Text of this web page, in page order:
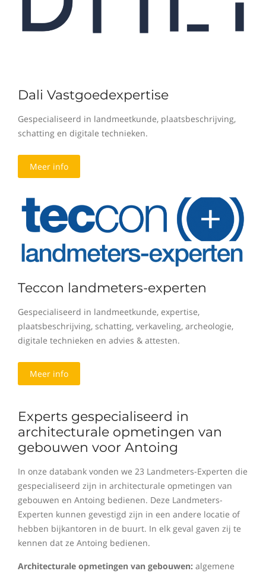
Dali Vastgoedexpertise
Gespecialiseerd in landmeetkunde, plaatsbeschrijving,
schatting en digitale technieken.
Meer info
Teccon landmeters-experten
Gespecialiseerd in landmeetkunde, expertise,
plaatsbeschrijving, schatting, verkaveling, archeologie,
digitale technieken en advies & attesten.
Meer info
Experts gespecialiseerd in
architecturale opmetingen van
gebouwen voor Antoing
In onze databank vonden we 23 Landmeters-Experten die
gespecialiseerd zijn in architecturale opmetingen van
gebouwen en Antoing bedienen. Deze Landmeters-
Experten kunnen gevestigd zijn in een andere locatie of
hebben bijkantoren in de buurt. In elk geval gaven zij te
kennen dat ze Antoing bedienen.
Architecturale opmetingen van gebouwen: algemene